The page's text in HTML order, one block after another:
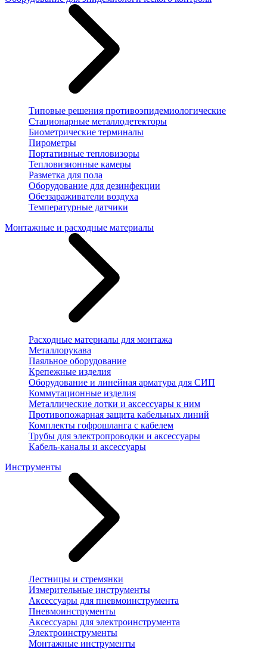
Типовые решения противоэпидемиологические
Стационарные металлодетекторы
Биометрические терминалы
Пирометры
Портативные тепловизоры
Тепловизионные камеры
Разметка для пола
Оборудование для дезинфекции
Обеззараживатели воздуха
Температурные датчики
Монтажные и расходные материалы
Расходные материалы для монтажа
Металлорукава
Паяльное оборудование
Крепежные изделия
Оборудование и линейная арматура для СИП
Коммутационные изделия
Металлические лотки и аксессуары к ним
Противопожарная защита кабельных линий
Комплекты гофрошланга с кабелем
Трубы для электропроводки и аксессуары
Кабель-каналы и аксессуары
Инструменты
Лестницы и стремянки
Измерительные инструменты
Аксессуары для пневмоинструмента
Пневмоинструменты
Аксессуары для электроинструмента
Электроинструменты
Монтажные инструменты